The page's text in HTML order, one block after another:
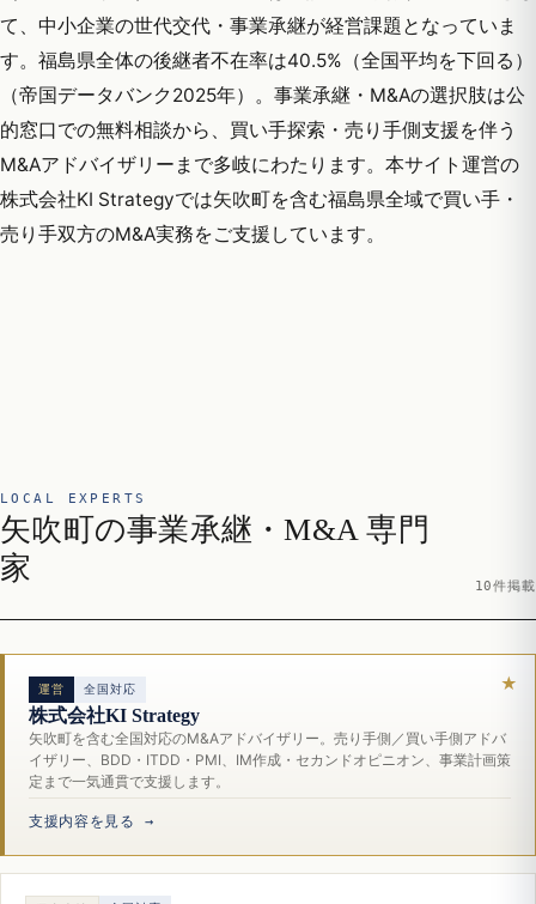
て、中小企業の世代交代・事業承継が経営課題となっていま
す。福島県全体の後継者不在率は40.5%（全国平均を下回る）
（帝国データバンク2025年）。事業承継・M&Aの選択肢は公
的窓口での無料相談から、買い手探索・売り手側支援を伴う
M&Aアドバイザリーまで多岐にわたります。本サイト運営の
株式会社KI Strategyでは矢吹町を含む福島県全域で買い手・
売り手双方のM&A実務をご支援しています。
LOCAL EXPERTS
矢吹町の事業承継・M&A 専門
家
10件掲載
運営 全国対応
株式会社KI Strategy
矢吹町を含む全国対応のM&Aアドバイザリー。売り手側／買い手側アドバ
イザリー、BDD・ITDD・PMI、IM作成・セカンドオピニオン、事業計画策
定まで一気通貫で支援します。
支援内容を見る →